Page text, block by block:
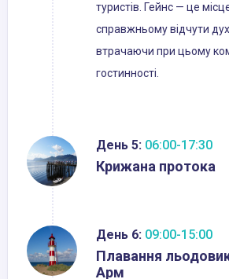
туристів. Гейнс — це
справжньому відчути
втрачаючи при цьому
гостинності.
День 5: 06:00-17:30
Крижана протока
День 6: 09:00-15:00
Плавання
Арм